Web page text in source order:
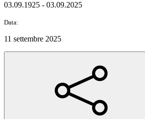
03.09.1925 - 03.09.2025
Data:
11 settembre 2025